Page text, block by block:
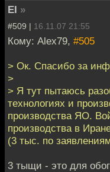
EI »
#509 | 16.11.07 21:55
Кому: Alex79, #505
> Ок. Спасибо за
>
> Я тут пытаюсь
технологиях и
производства ЯО.
производства в
(3 тыс. по
3 тыщи - это для